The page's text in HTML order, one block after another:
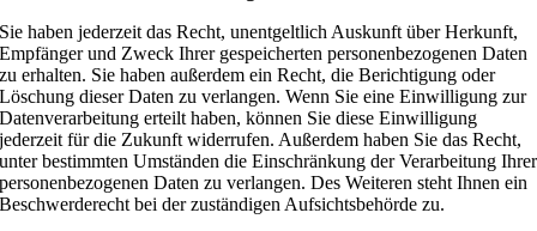
Sie haben jederzeit das Recht, unentgeltlich Auskunft über Herkunft,
Empfänger und Zweck Ihrer gespeicherten personenbezogenen Daten
zu erhalten. Sie haben außerdem ein Recht, die Berichtigung oder
Löschung dieser Daten zu verlangen. Wenn Sie eine Einwilligung zur
Datenverarbeitung erteilt haben, können Sie diese Einwilligung
jederzeit für die Zukunft widerrufen. Außerdem haben Sie das Recht,
unter bestimmten Umständen die Einschränkung der Verarbeitung Ihrer
personenbezogenen Daten zu verlangen. Des Weiteren steht Ihnen ein
Beschwerderecht bei der zuständigen Aufsichtsbehörde zu.